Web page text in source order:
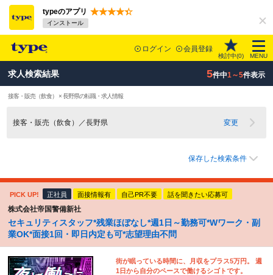
typeのアプリ
インストール
ログイン 会員登録
検討中(0) MENU
求人検索結果 5件中1～5件表示
接客・販売（飲食） × 長野県の転職・求人情報
接客・販売（飲食）／長野県 変更
保存した検索条件
PICK UP! 正社員 面接情報有 自己PR不要 話を聞きたい応募可
株式会社帝国警備新社
セキュリティスタッフ*残業ほぼなし*週1日～勤務可*Wワーク・副
業OK*面接1回・即日内定も可*志望理由不問
街が眠っている時間に、月収をプラス5万円。 週
1日から自分のペースで働けるシゴトです。